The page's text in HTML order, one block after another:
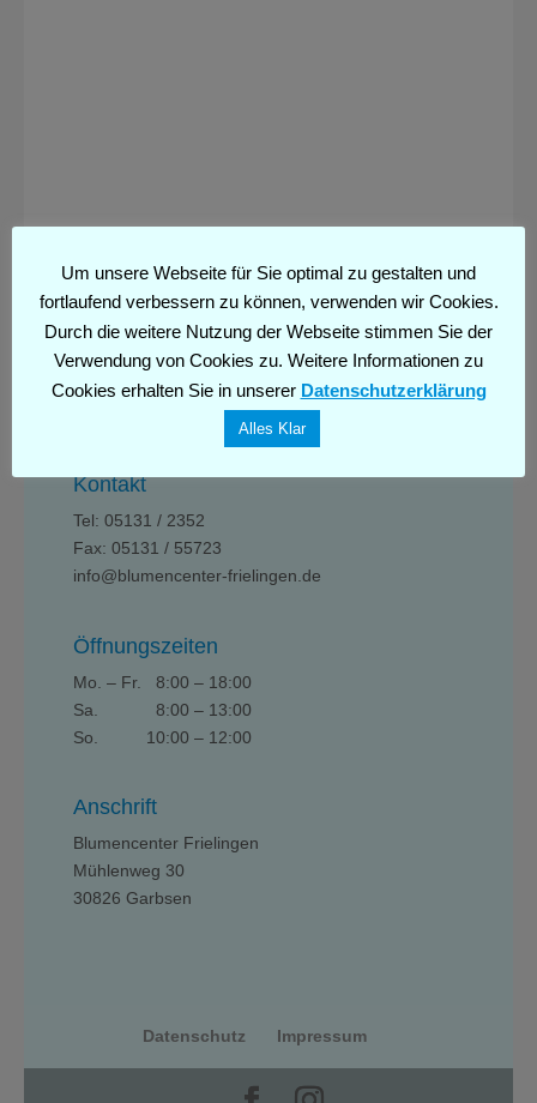
Kontakt
Tel: 05131 / 2352
Fax: 05131 / 55723
info@blumencenter-frielingen.de
Öffnungszeiten
Mo. – Fr. 8:00 – 18:00
Sa. 8:00 – 13:00
So. 10:00 – 12:00
Anschrift
Blumencenter Frielingen
Mühlenweg 30
30826 Garbsen
Datenschutz Impressum
Um unsere Webseite für Sie optimal zu gestalten und
fortlaufend verbessern zu können, verwenden wir Cookies.
Durch die weitere Nutzung der Webseite stimmen Sie der
Verwendung von Cookies zu. Weitere Informationen zu
Cookies erhalten Sie in unserer Datenschutzerklärung
Alles Klar